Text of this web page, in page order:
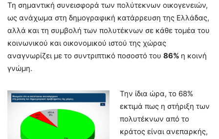
Τη σημαντική συνεισφορά των πολύτεκνων οικογενειών,
ως ανάχωμα στη δημογραφική κατάρρευση της Ελλάδας,
αλλά και τη συμβολή των πολυτέκνων σε κάθε τομέα του
κοινωνικού και οικονομικού ιστού της χώρας
αναγνωρίζει με το συντριπτικό ποσοστό του 86% η κοινή
γνώμη.
Την ίδια ώρα, το 68%
εκτιμά πως η στήριξη των
πολυτέκνων από το
κράτος είναι ανεπαρκής,